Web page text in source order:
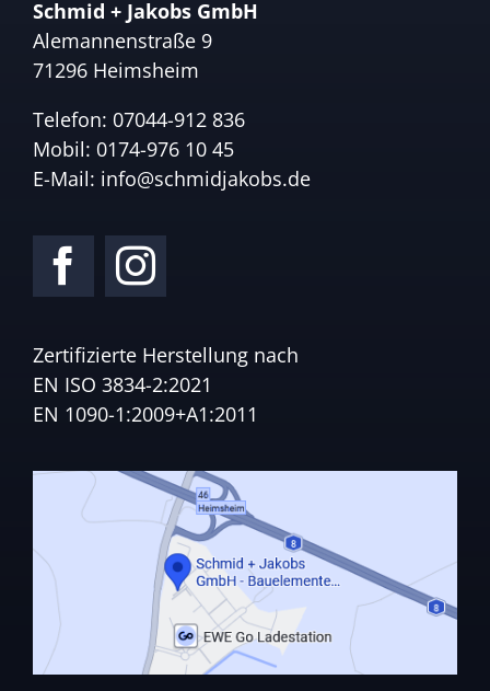
Schmid + Jakobs GmbH
Alemannenstraße 9
71296 Heimsheim
Telefon: 07044-912 836
Mobil: 0174-976 10 45
E-Mail: info@schmidjakobs.de
Zertifizierte Herstellung nach
EN ISO 3834-2:2021
EN 1090-1:2009+A1:2011